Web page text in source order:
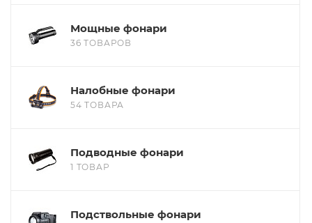
Мощные фонари
36 ТОВАРОВ
Налобные фонари
54 ТОВАРА
Подводные фонари
1 ТОВАР
Подствольные фонари